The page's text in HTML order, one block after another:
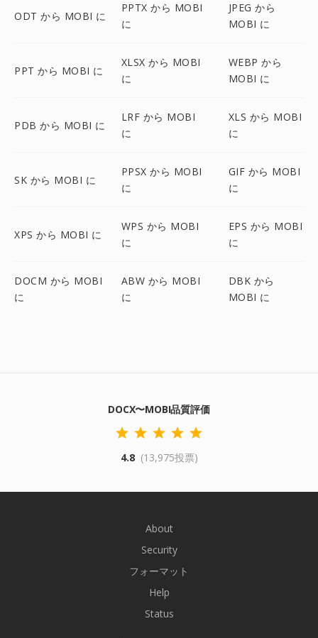
ODT から MOBI に
PPTX から MOBI
に
JPEG から
MOBI に
PPT から MOBI に
XLSX から MOBI
に
WEBP から
MOBI に
PDB から MOBI に
LRF から MOBI
に
XLS から MOBI
に
SK から MOBI に
PPSX から MOBI
に
GIF から MOBI
に
XPS から MOBI に
WPS から MOBI
に
EPS から MOBI
に
DOCM から MOBI
に
ABW から MOBI
に
DBK から
MOBI に
DOCX〜MOBI品質評価
4.8 (13,975投票)
About
Security
フォーマット
Help
Status